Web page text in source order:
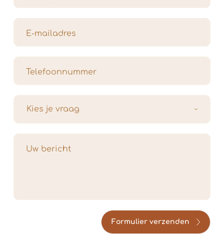
E-mailadres
Telefoonnummer
Uw bericht
Formulier verzenden